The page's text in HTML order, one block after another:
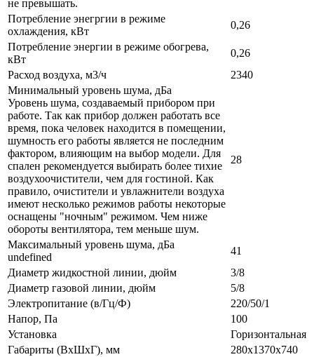
не превышать.
Потребление энегргии в режиме
охлаждения, кВт
0,26
Потребление энергии в режиме обогрева,
кВт
0,26
Расход воздуха, м3/ч
2340
Минимальный уровень шума, дБа
Уровень шума, создаваемый прибором при
работе. Так как прибор должен работать все
время, пока человек находится в помещении,
шумность его работы является не последним
фактором, влияющим на выбор модели. Для
спален рекомендуется выбирать более тихие
воздухоочистители, чем для гостиной. Как
правило, очистители и увлажнители воздуха
имеют несколько режимов работы некоторые
оснащены "ночным" режимом. Чем ниже
обороты вентилятора, тем меньше шум.
28
Максимальный уровень шума, дБа
undefined
41
Диаметр жидкостной линии, дюйм
3/8
Диаметр газовой линии, дюйм
5/8
Электропитание (в/Гц/Ф)
220/50/1
Напор, Па
100
Установка
Горизонтальная
Габариты (ВxШxГ), мм
280х1370х740